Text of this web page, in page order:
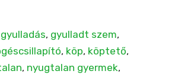
gyulladás, gyulladt szem
, köp, köptető
, nyugtalan gyermek